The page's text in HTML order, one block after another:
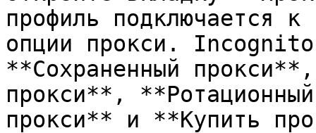
профиль подключается
опции прокси.
**Сохраненный
прокси**,
прокси** и **Купить